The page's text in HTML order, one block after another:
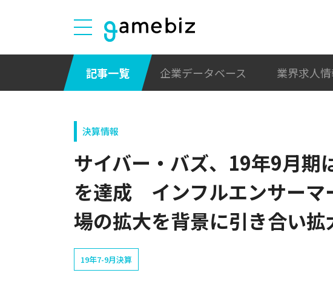
記事一覧 企業データベース 業界求人
決算情報
サイバー・バズ、19年9月期
を達成 インフルエンサーマ
場の拡大を背景に引き合い拡
19年7-9月決算